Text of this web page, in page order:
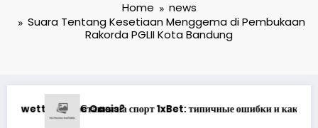
Home
news
Suara Tentang Kesetiaan Menggema di Pembukaan
Rakorda PGLII Kota Bandung
и как их быстро исправитьUnderstanding Wagering